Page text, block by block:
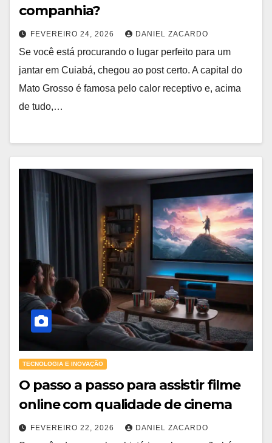
companhia?
FEVEREIRO 24, 2026 DANIEL ZACARDO
Se você está procurando o lugar perfeito para um
jantar em Cuiabá, chegou ao post certo. A capital do
Mato Grosso é famosa pelo calor receptivo e, acima
de tudo,…
TECNOLOGIA E INOVAÇÃO
O passo a passo para assistir filme
online com qualidade de cinema
FEVEREIRO 22, 2026 DANIEL ZACARDO